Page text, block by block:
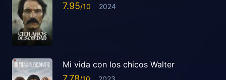
7.95 2024
Mi vida con los chicos Walter